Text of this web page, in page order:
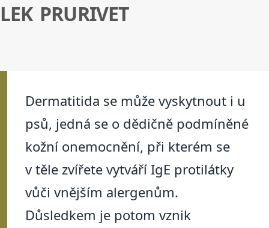
LEK PRURIVET
Dermatitida se může vyskytnout i u
psů, jedná se o dědičně podmíněné
kožní onemocnění, při kterém se
v těle zvířete vytváří IgE protilátky
vůči vnějším alergenům.
Důsledkem je potom vznik